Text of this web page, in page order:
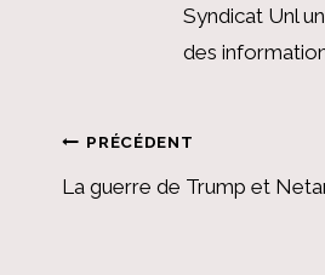
Syndicat Unl
des
de
PRÉCÉDENT
La guerre de Trump et